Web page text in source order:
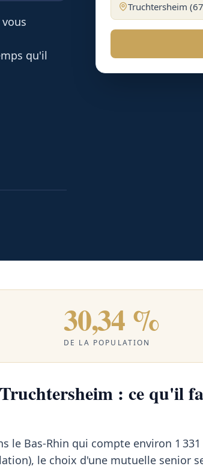
qu'il
Truchtersheim (
30,34 %
DE LA POPULATION
: ce qu'il
le Bas-Rhin qui compte environ 1
le choix d'une mutuelle senior